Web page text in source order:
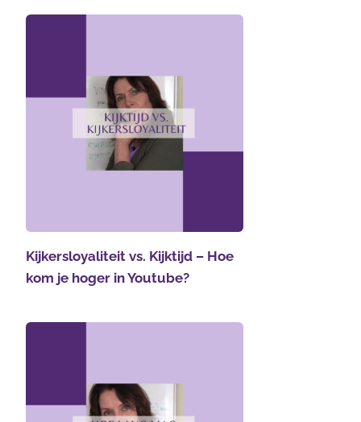
Kijkersloyaliteit vs. Kijktijd – Hoe
kom je hoger in Youtube?